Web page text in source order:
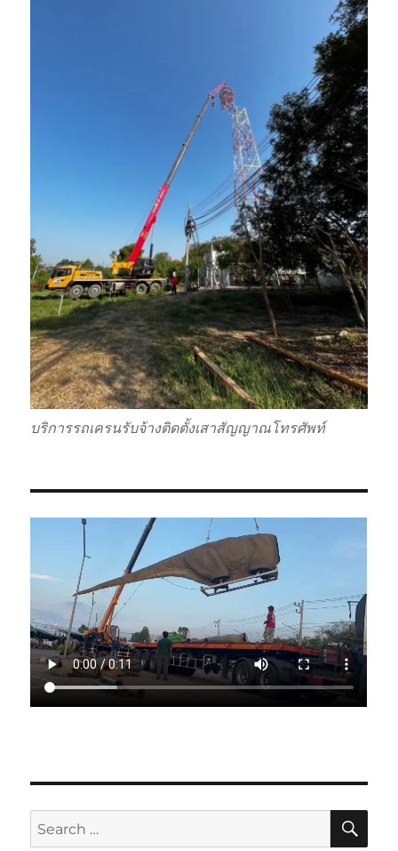
บริการรถเครนรับจ้างติดตั้งเสาสัญญาณโทรศัพท์
Search
for: